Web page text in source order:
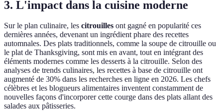
3. L'impact dans la cuisine moderne
Sur le plan culinaire, les citrouilles ont gagné en popularité ces
dernières années, devenant un ingrédient phare des recettes
automnales. Des plats traditionnels, comme la soupe de citrouille ou
le plat de Thanksgiving, sont mis en avant, tout en intégrant des
éléments modernes comme les desserts à la citrouille. Selon des
analyses de trends culinaires, les recettes à base de citrouille ont
augmenté de 30% dans les recherches en ligne en 2026. Les chefs
célèbres et les blogueurs alimentaires inventent constamment de
nouvelles façons d'incorporer cette courge dans des plats allant des
salades aux pâtisseries.